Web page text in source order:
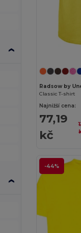
Radsow by
Classic T-shirt
Najnižší cena:
77,19
kč
-44%